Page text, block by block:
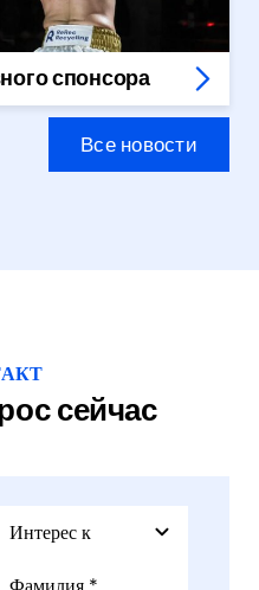
спонсора
Все новости
сейчас